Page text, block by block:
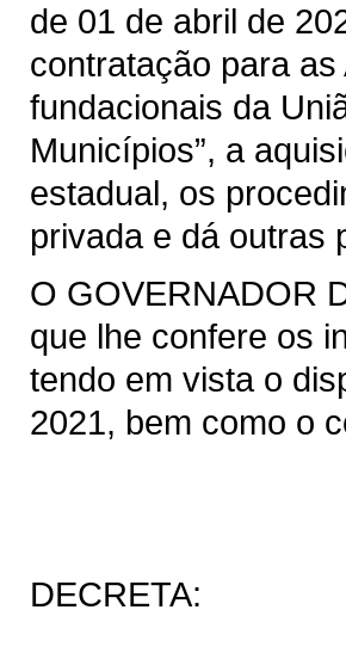
de 01 de abril de
contratação para
fundacionais da
Municípios”, a
estadual, os
privada e dá outras
O GOVERNADOR
que lhe confere os
tendo em vista o
2021, bem como o
DECRETA: